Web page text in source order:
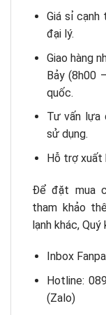
Giá sỉ cạnh
đại lý.
Giao hàng
Bảy (8h00
quốc.
Tư vấn lựa
sử dụng.
Hỗ trợ xuất
Để đặt mua
tham khảo
lạnh khác, Quý
Inbox
Hotline:
(Zalo)